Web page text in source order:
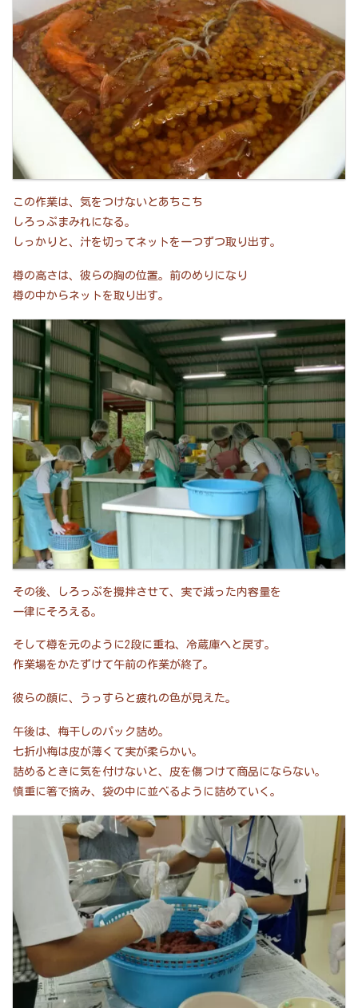
この作業は、気をつけないとあちこち
しろっぷまみれになる。
しっかりと、汁を切ってネットを一つずつ取り出す。
樽の高さは、彼らの胸の位置。前のめりになり
樽の中からネットを取り出す。
その後、しろっぷを攪拌させて、実で減った内容量を
一律にそろえる。
そして樽を元のように2段に重ね、冷蔵庫へと戻す。
作業場をかたずけて午前の作業が終了。
彼らの顔に、うっすらと疲れの色が見えた。
午後は、梅干しのパック詰め。
七折小梅は皮が薄くて実が柔らかい。
詰めるときに気を付けないと、皮を傷つけて商品にならない。
慎重に箸で摘み、袋の中に並べるように詰めていく。